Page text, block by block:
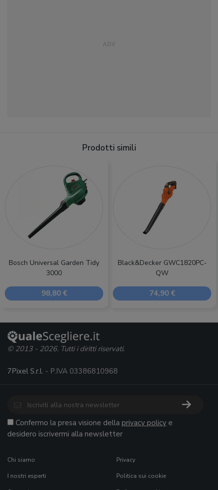
Prodotti simili
Bosch Universal Garden Tidy
3000
98,80 €
Black&Decker GWC1820PC-
QW
74,90 €
© 2013 - 2026. Tutti i diritti riservati.
7Pixel S.r.l. - P.IVA 03386810968
Confermo la presa visione della privacy policy e
desidero iscrivermi alla newsletter
Chi siamo
I nostri esperti
Privacy
Politica sui cookie